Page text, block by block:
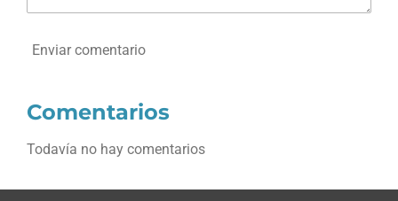
Enviar comentario
Comentarios
Todavía no hay comentarios